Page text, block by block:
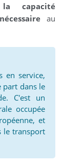
capacité
au
en service,
part dans le
C'est un
occupée
et
le transport